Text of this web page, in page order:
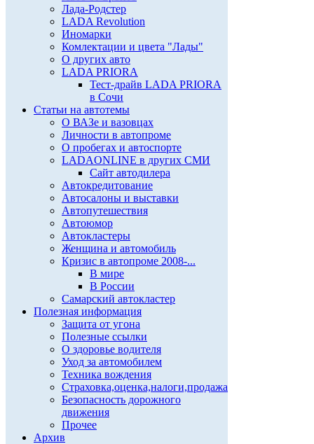
Лада-Родстер
LADA Revolution
Иномарки
Комлектации и цвета "Лады"
О других авто
LADA PRIORA
Тест-драйв LADA PRIORA
в Сочи
Статьи на автотемы
О ВАЗе и вазовцах
Личности в автопроме
О пробегах и автоспорте
LADAONLINE в других СМИ
Сайт автодилера
Автокредитование
Автосалоны и выставки
Автопутешествия
Автоюмор
Автокластеры
Женщина и автомобиль
Кризис в автопроме 2008-...
В мире
В России
Самарский автокластер
Полезная информация
Защита от угона
Полезные ссылки
О здоровье водителя
Уход за автомобилем
Техника вождения
Страховка,оценка,налоги,продажа
Безопасность дорожного
движения
Прочее
Архив